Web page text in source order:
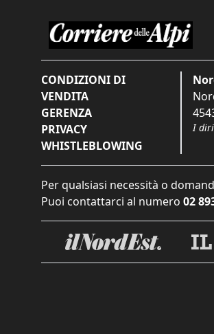
CONDIZIONI DI
VENDITA
GERENZA
PRIVACY
WHISTLEBLOWING
I
Per qualsiasi necessità o
Puoi contattarci al numero 02